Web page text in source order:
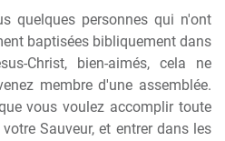
quelques personnes qui n'ont
baptisées bibliquement dans
Christ, bien-aimés, cela ne
membre d'une assemblée.
vous voulez accomplir toute
Sauveur, et entrer dans les